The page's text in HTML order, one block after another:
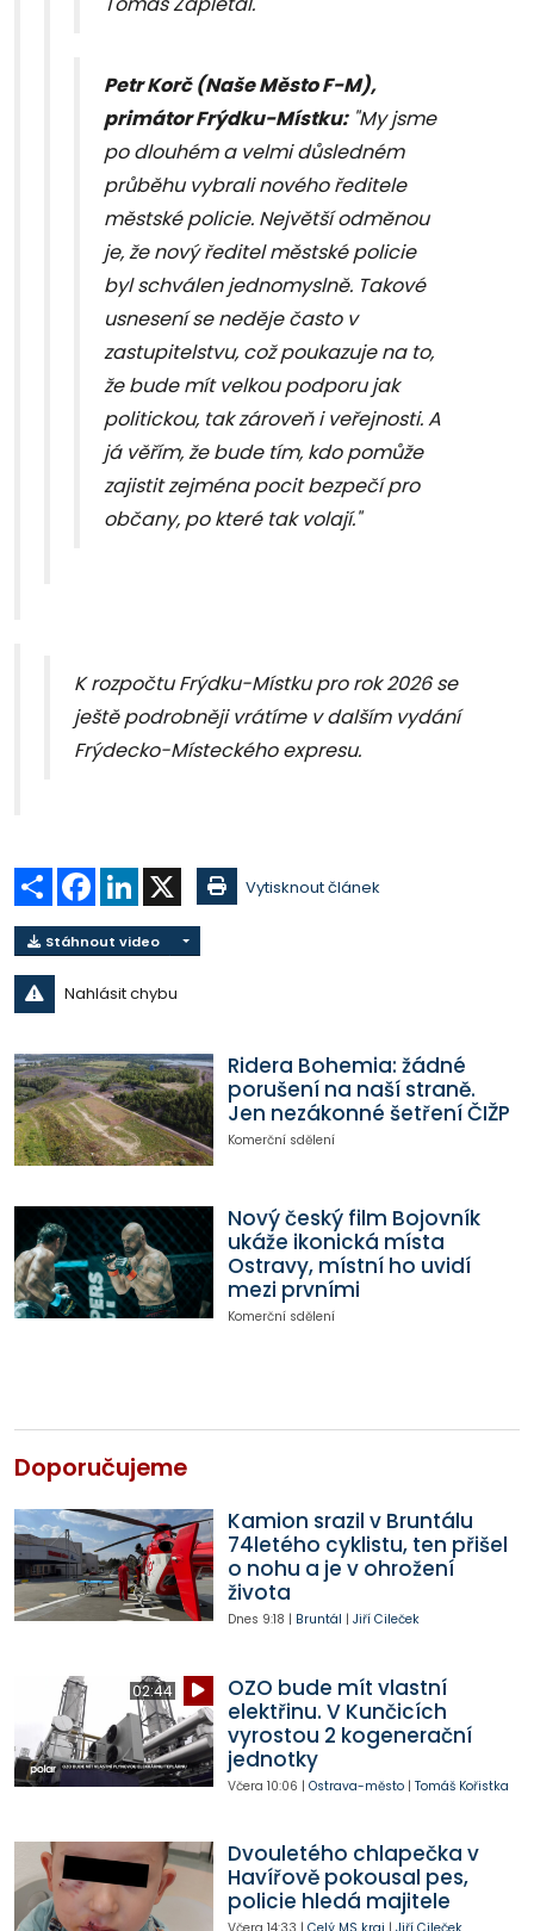
Petr Korč (Naše Město F-M),
primátor Frýdku-Místku:"My jsme
po dlouhém a velmi důsledném
průběhu vybrali nového ředitele
městské policie. Největší odměnou
je, že nový ředitel městské policie
byl schválen jednomyslně. Takové
usnesení se neděje často v
zastupitelstvu, což poukazuje na to,
že bude mít velkou podporu jak
politickou, tak zároveň i veřejnosti. A
já věřím, že bude tím, kdo pomůže
zajistit zejména pocit bezpečí pro
občany, po které tak volají."
K rozpočtu Frýdku-Místku pro rok 2026 se
ještě podrobněji vrátíme v dalším vydání
Frýdecko-Místeckého expresu.
Sdílet Facebook
LinkedIn Vytisknout článek
Stáhnout video
Nahlásit chybu
Ridera Bohemia: žádné
porušení na naší straně.
Jen nezákonné šetření ČIŽP
Komerční sdělení
Nový český film Bojovník
ukáže ikonická místa
Ostravy, místní ho uvidí
mezi prvními
Komerční sdělení
Doporučujeme
Kamion srazil v Bruntálu
74letého cyklistu, ten přišel
o nohu a je v ohrožení
života
Dnes 9:18 | Bruntál | Jiří Cileček
02:44
OZO bude mít vlastní
elektřinu. V Kunčicích
vyrostou 2 kogenerační
jednotky
Včera 10:06 | Ostrava-město| Tomáš Kořistka
Dvouletého chlapečka v
Havířově pokousal pes,
policie hledá majitele